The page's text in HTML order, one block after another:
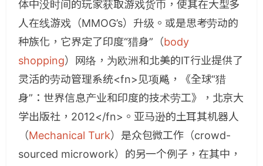
体中没时间的玩家获取游戏货币，使其在大型多
人在线游戏（MMOG’s）升级。或是思考劳动的
种族化，它界定了印度“猎身”（body
shopping）网络，为欧洲和北美的IT行业提供了
灵活的劳动管理系统<fn>见项飚，《全球“猎
身”：世界信息产业和印度的技术劳工》，北京大
学出版社，2012</fn>。亚马逊的土耳其机器人
（Mechanical Turk）是众包微工作（crowd-
sourced microwork）的另一个例子，在其中，